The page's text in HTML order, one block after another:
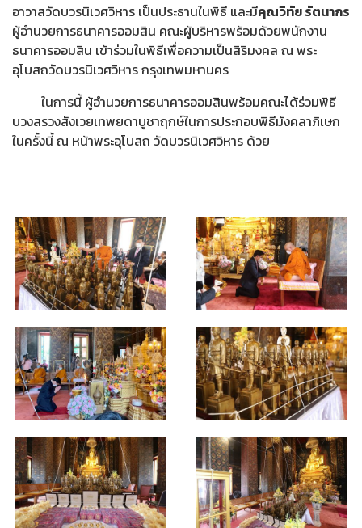
อาวาสวัดบวรนิเวศวิหาร เป็นประธานในพิธี และมีคุณวิทัย รัตนากร
ผู้อำนวยการธนาคารออมสิน คณะผู้บริหารพร้อมด้วยพนักงาน
ธนาคารออมสิน เข้าร่วมในพิธีเพื่อความเป็นสิริมงคล ณ พระ
อุโบสถวัดบวรนิเวศวิหาร กรุงเทพมหานคร
ในการนี้ ผู้อำนวยการธนาคารออมสินพร้อมคณะได้ร่วมพิธี
บวงสรวงสังเวยเทพยดาบูชาฤกษ์ในการประกอบพิธีมังคลาภิเษก
ในครั้งนี้ ณ หน้าพระอุโบสถ วัดบวรนิเวศวิหาร ด้วย